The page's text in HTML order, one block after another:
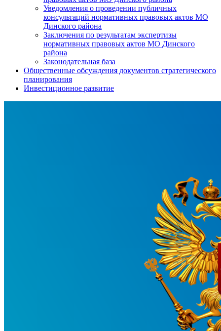
Уведомления о проведении публичных
консультаций нормативных правовых актов МО
Динского района
Заключения по результатам экспертизы
нормативных правовых актов МО Динского
района
Законодательная база
Общественные обсуждения документов стратегического
планирования
Инвестиционное развитие